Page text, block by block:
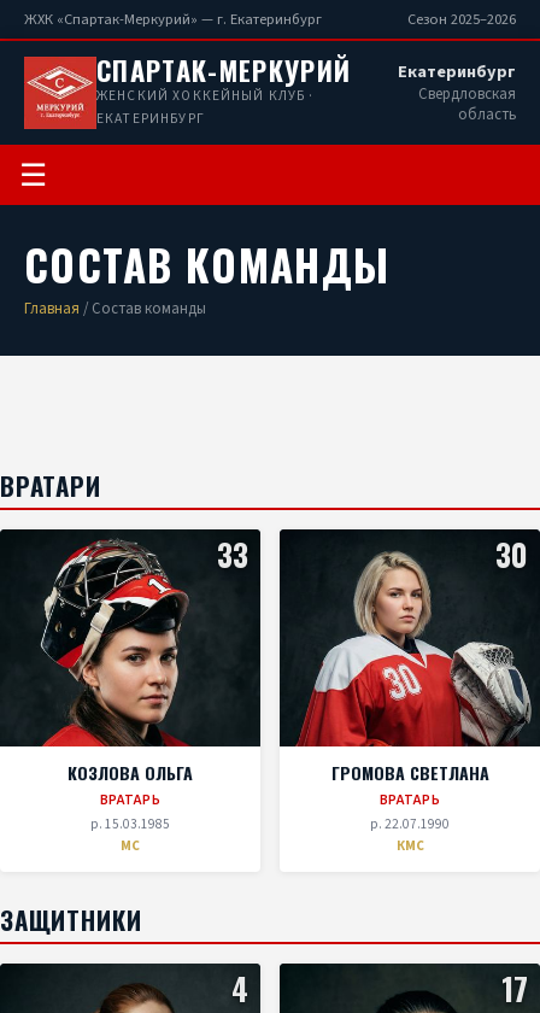
ЖХК «Спартак-Меркурий» — г. Екатеринбург Сезон 2025–2026
СПАРТАК-МЕРКУРИЙ
ЖЕНСКИЙ ХОККЕЙНЫЙ КЛУБ ·
ЕКАТЕРИНБУРГ
Екатеринбург
Свердловская
область
☰
СОСТАВ КОМАНДЫ
Главная / Состав команды
ВРАТАРИ
33
КОЗЛОВА ОЛЬГА
ВРАТАРЬ
р. 15.03.1985
МС
30
ГРОМОВА СВЕТЛАНА
ВРАТАРЬ
р. 22.07.1990
КМС
ЗАЩИТНИКИ
4 17